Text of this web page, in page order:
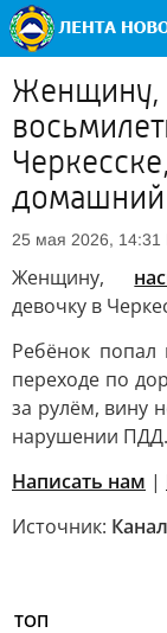
Женщину,
домашний
25 мая 2026, 14:31
Женщину,
девочку в
Ребёнок
переходе по
за рулём, вину
нарушении ПДД.
Написать нам |
Источник:
ТОП